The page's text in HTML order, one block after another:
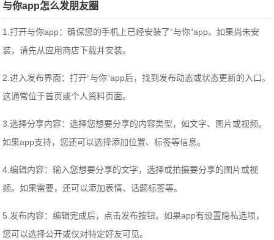
与你app怎么发朋友圈
1.打开与你app：确保您的手机上已经安装了“与你”app。如果尚未安
装，请先从应用商店下载并安装。
2.进入发布界面：打开“与你”app后，找到发布动态或状态更新的入口。
这通常位于首页或个人资料页面。
3.选择分享内容：选择您想要分享的内容类型，如文字、图片或视频。
如果app支持，您还可以选择添加位置、标签等信息。
4.编辑内容：输入您想要分享的文字，选择或拍摄要分享的图片或视
频。如果需要，还可以添加表情、话题标签等。
5.发布内容：编辑完成后，点击发布按钮。如果app有设置隐私选项，
您可以选择公开或仅对特定好友可见。